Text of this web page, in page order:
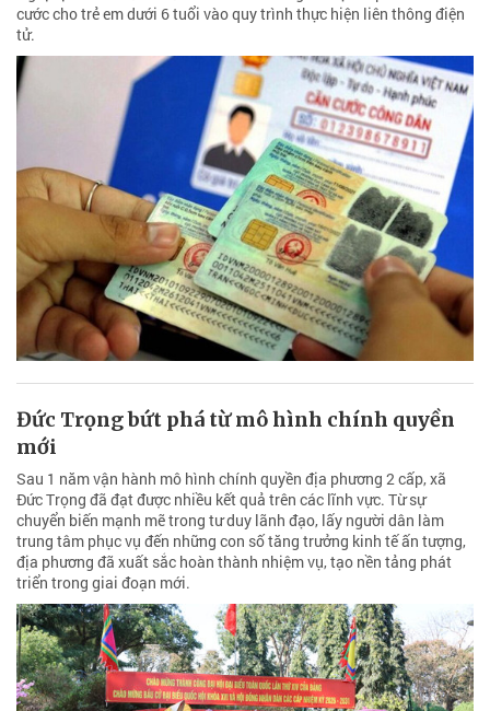
cước cho trẻ em dưới 6 tuổi vào quy trình thực hiện liên thông điện
tử.
Đức Trọng bứt phá từ mô hình chính quyền
mới
Sau 1 năm vận hành mô hình chính quyền địa phương 2 cấp, xã
Đức Trọng đã đạt được nhiều kết quả trên các lĩnh vực. Từ sự
chuyển biến mạnh mẽ trong tư duy lãnh đạo, lấy người dân làm
trung tâm phục vụ đến những con số tăng trưởng kinh tế ấn tượng,
địa phương đã xuất sắc hoàn thành nhiệm vụ, tạo nền tảng phát
triển trong giai đoạn mới.